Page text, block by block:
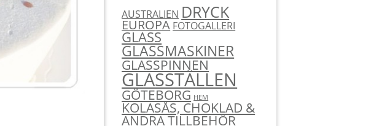
AUSTRALIEN DRYCK
EUROPA FOTOGALLERI
GLASS
GLASSMASKINER
GLASSPINNEN
GLASSTÄLLEN
GÖTEBORG HEM
KOLASÅS, CHOKLAD &
ANDRA TILLBEHÖR